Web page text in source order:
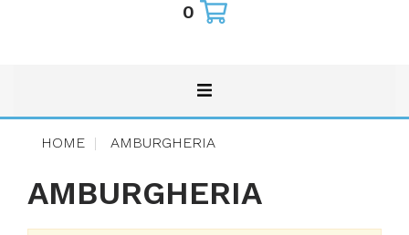
0
HOME AMBURGHERIA
AMBURGHERIA